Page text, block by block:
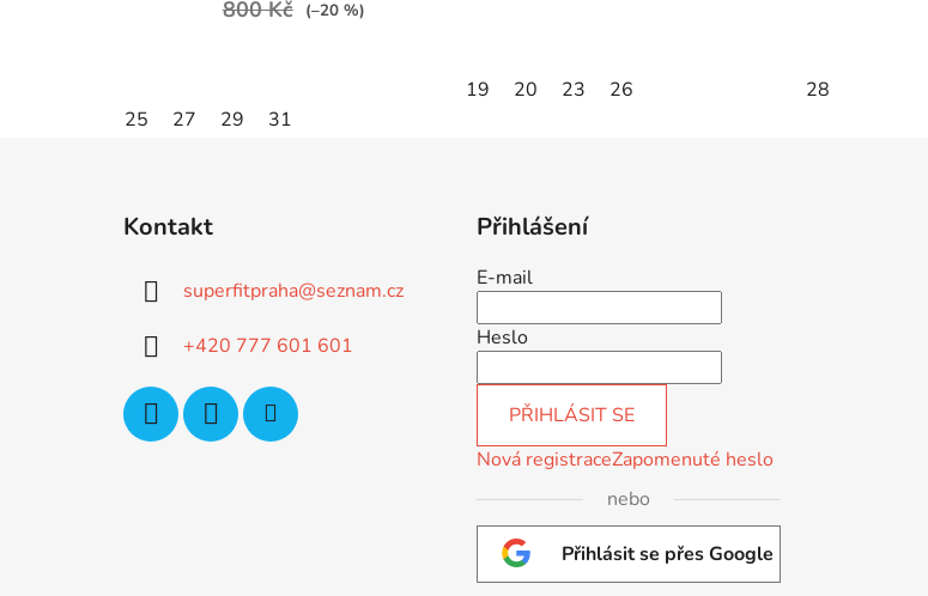
800 Kč (–20 %)
25 27 29 31
19 20 23 26 28
Kontakt
superfitpraha@seznam.cz
+420 777 601 601
Přihlášení
E-mail
Heslo
PŘIHLÁSIT SE
Nová registraceZapomenuté heslo
nebo
Přihlásit se přes Google